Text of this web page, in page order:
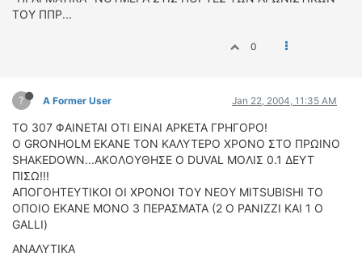
ΤΟΥ ΠΠΡ...
0
? A Former User Jan 22, 2004, 11:35 AM
TO 307 ΦΑΙΝΕΤΑΙ ΟΤΙ ΕΙΝΑΙ ΑΡΚΕΤΑ ΓΡΗΓΟΡΟ!
Ο GRONHOLM ΕΚΑΝΕ ΤΟΝ ΚΑΛΥΤΕΡΟ ΧΡΟΝΟ ΣΤΟ ΠΡΩΙΝΟ
SHAKEDOWN...ΑΚΟΛΟΥΘΗΣΕ Ο DUVAL ΜΟΛΙΣ 0.1 ΔΕΥΤ
ΠΙΣΩ!!!
ΑΠΟΓΟΗΤΕΥΤΙΚΟΙ ΟΙ ΧΡΟΝΟΙ ΤΟΥ ΝΕΟΥ MITSUBISHI TO
ΟΠΟΙΟ ΕΚΑΝΕ ΜΟΝΟ 3 ΠΕΡΑΣΜΑΤΑ (2 Ο PANIZZI KAI 1 O
GALLI)
ΑΝΑΛΥΤΙΚΑ